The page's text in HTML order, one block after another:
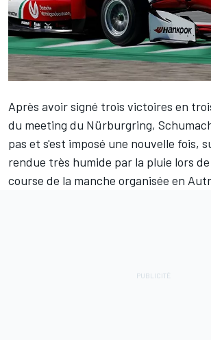
Après avoir signé trois victoires en
du meeting du Nürburgring,
pas et s'est imposé une nouvelle fois,
rendue très humide par la pluie lors
course de la manche organisée en